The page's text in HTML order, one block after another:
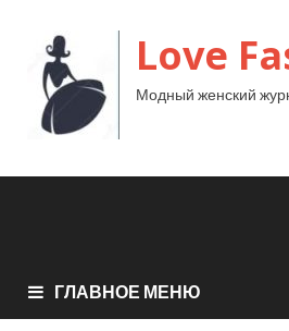
Love
Модный женский
ГЛАВНОЕ МЕНЮ